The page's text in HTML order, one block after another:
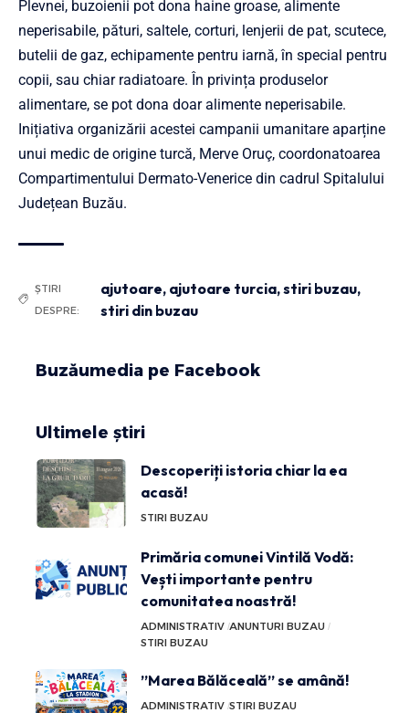
Plevnei, buzoienii pot dona haine groase, alimente
neperisabile, pături, saltele, corturi, lenjerii de pat, scutece,
butelii de gaz, echipamente pentru iarnă, în special pentru
copii, sau chiar radiatoare. În privința produselor
alimentare, se pot dona doar alimente neperisabile.
Inițiativa organizării acestei campanii umanitare aparține
unui medic de origine turcă, Merve Oruç, coordonatoarea
Compartimentului Dermato-Venerice din cadrul Spitalului
Județean Buzău.
ȘTIRI
DESPRE:
ajutoare, ajutoare turcia,stiri buzau,
stiri din buzau
Buzăumedia pe Facebook
Ultimele știri
Descoperiți istoria chiar la ea
acasă!
STIRI BUZAU
Primăria comunei Vintilă Vodă:
Vești importante pentru
comunitatea noastră!
ADMINISTRATIV ANUNTURI BUZAU
STIRI BUZAU
”Marea Bălăceală” se amână!
ADMINISTRATIV STIRI BUZAU